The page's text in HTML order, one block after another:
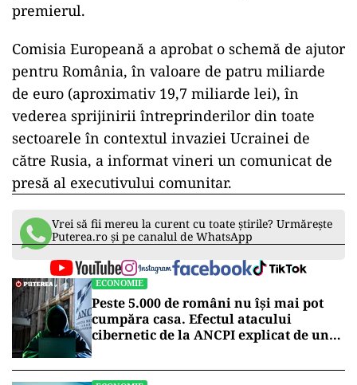
premierul.
Comisia Europeană a aprobat o schemă de ajutor
pentru România, în valoare de patru miliarde
de euro (aproximativ 19,7 miliarde lei), în
vederea sprijinirii întreprinderilor din toate
sectoarele în contextul invaziei Ucrainei de
către Rusia, a informat vineri un comunicat de
presă al executivului comunitar.
Vrei să fii mereu la curent cu toate știrile? Urmărește
Puterea.ro și pe canalul de WhatsApp
ECONOMIE
Peste 5.000 de români nu își mai pot
cumpăra casa. Efectul atacului
cibernetic de la ANCPI explicat de un